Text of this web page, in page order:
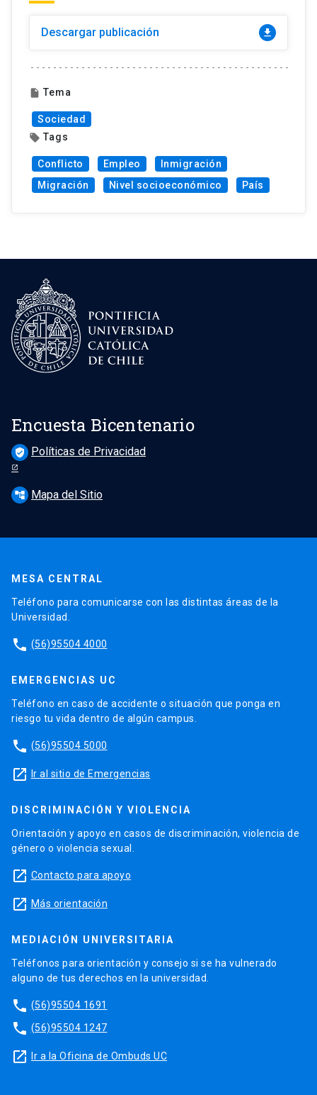
Descargar publicación download
insert_drive_file Tema
Sociedad
local_offer Tags
Conflicto Empleo
Inmigración
Migración
Nivel socioeconómico País
Encuesta Bicentenario
verified_user Políticas de Privacidad
account_tree Mapa del Sitio
MESA CENTRAL
Teléfono para comunicarse con las distintas áreas de la
Universidad.
phone (56)95504 4000
EMERGENCIAS UC
Teléfono en caso de accidente o situación que ponga en
riesgo tu vida dentro de algún campus.
phone (56)95504 5000
launch Ir al sitio de Emergencias
DISCRIMINACIÓN Y VIOLENCIA
Orientación y apoyo en casos de discriminación, violencia de
género o violencia sexual.
launch Contacto para apoyo
launch Más orientación
MEDIACIÓN UNIVERSITARIA
Teléfonos para orientación y consejo si se ha vulnerado
alguno de tus derechos en la universidad.
phone (56)95504 1691
phone (56)95504 1247
launch Ir a la Oficina de Ombuds UC